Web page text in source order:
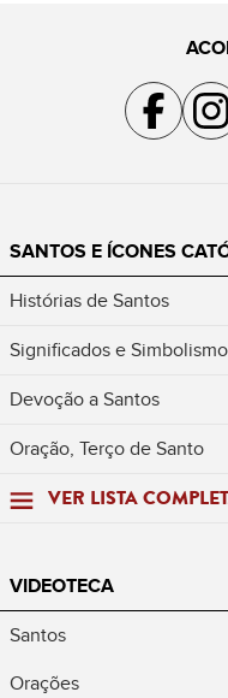
Acompanhe
SANTOS E ÍCONES
Histórias de Santos
Significados e
Devoção a Santos
Oração, Terço de Santo
VER LISTA
VIDEOTECA
Santos
Orações